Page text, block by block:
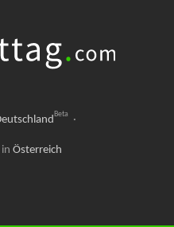
Beta ·
Österreich